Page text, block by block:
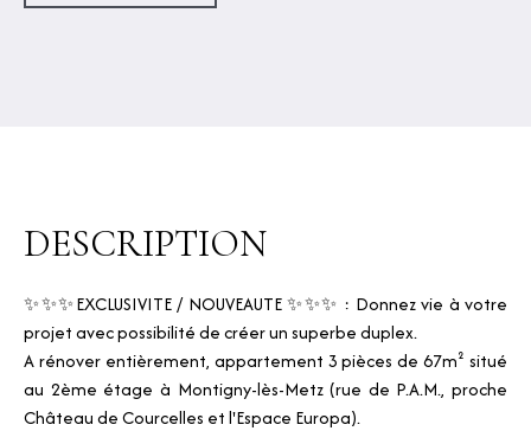
DESCRIPTION
✨✨✨EXCLUSIVITE / NOUVEAUTE ✨✨✨ : Donnez vie à votre
projet avec possibilité de créer un superbe duplex.
A rénover entièrement, appartement 3 pièces de 67m² situé
au 2ème étage à Montigny-lès-Metz (rue de P.A.M., proche
Château de Courcelles et l'Espace Europa).